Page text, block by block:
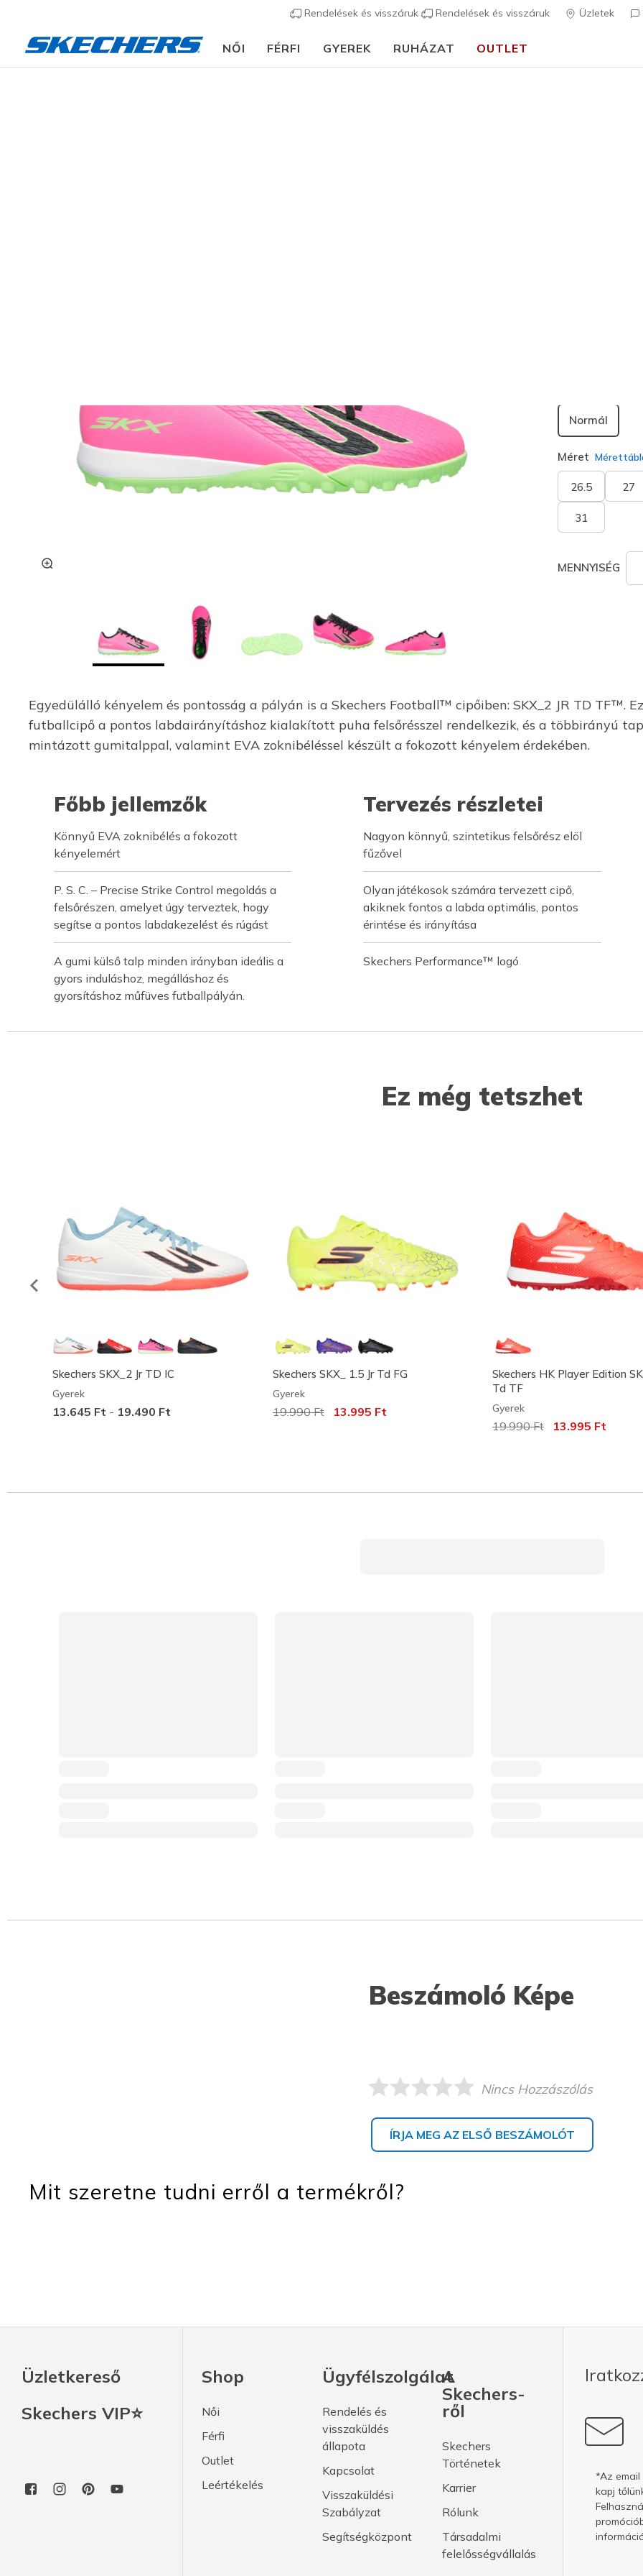
Rendelések és visszáruk Rendelések és visszáruk Üzletek
NŐI FÉRFI GYEREK RUHÁZAT OUTLET
Normál
Méret
26.5 27
31
MENNYISÉG
Egyedülálló kényelem és pontosság a pályán is a Skechers Football™ cipőiben: SKX_2 JR TD TF™.
futballcipő a pontos labdairányításhoz kialakított puha felsőrésszel rendelkezik, és a többirányú
mintázott gumitalppal, valamint EVA zoknibéléssel készült a fokozott kényelem érdekében.
Főbb jellemzők
Könnyű EVA zoknibélés a fokozott
kényelemért
P. S. C. – Precise Strike Control megoldás a
felsőrészen, amelyet úgy terveztek, hogy
segítse a pontos labdakezelést és rúgást
A gumi külső talp minden irányban ideális a
gyors induláshoz, megálláshoz és
gyorsításhoz műfüves futballpályán.
Tervezés részletei
Nagyon könnyű, szintetikus felsőrész elöl
fűzővel
Olyan játékosok számára tervezett cipő,
akiknek fontos a labda optimális, pontos
érintése és irányítása
Skechers Performance™ logó
Ez még tetszhet
Skechers SKX_2 Jr TD IC
Gyerek
13.645 Ft - 19.490 Ft
Skechers SKX_ 1.5 Jr Td FG
Gyerek
Az ár a következőhöz képest csökkent:
19.990 Ftcímzett:
13.995 Ft
Skechers HK Player Edition
Td TF
Gyerek
Az ár a következőhöz
19.990 Ft címzett:
13.995 Ft
Beszámoló Képe
Nincs Hozzászólás
ÍRJA MEG AZ ELSŐ BESZÁMOLÓT
Mit szeretne tudni erről a termékről?
Üzletkereső
Skechers VIP⭐
Shop
Női
Férfi
Outlet
Leértékelés
Ügyfélszolgálat
Rendelés és
visszaküldés
állapota
Kapcsolat
Visszaküldési
Szabályzat
Segítségközpont
A
Skechers-
ről
Skechers
Történetek
Karrier
Rólunk
Társadalmi
felelősségvállalás
*Az
kapj